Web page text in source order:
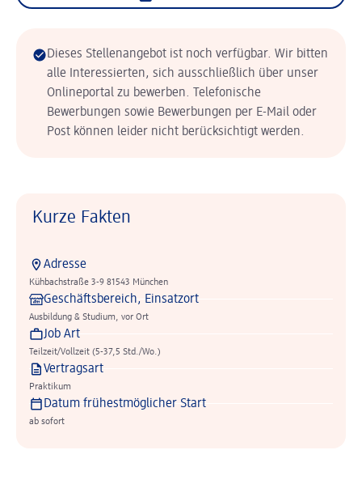
Dieses Stellenangebot ist noch verfügbar. Wir bitten
alle Interessierten, sich ausschließlich über unser
Onlineportal zu bewerben. Telefonische
Bewerbungen sowie Bewerbungen per E-Mail oder
Post können leider nicht berücksichtigt werden.
Kurze Fakten
Adresse
Kühbachstraße 3-9 81543 München
Geschäftsbereich, Einsatzort
Ausbildung & Studium, vor Ort
Job Art
Teilzeit/Vollzeit (5-37,5 Std./Wo.)
Vertragsart
Praktikum
Datum frühestmöglicher Start
ab sofort